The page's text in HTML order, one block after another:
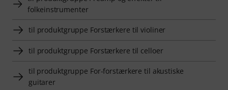
folkeinstrumenter
til produktgruppe Forstærkere til violiner
til produktgruppe Forstærkere til celloer
til produktgruppe For-forstærkere til akustiske
guitarer